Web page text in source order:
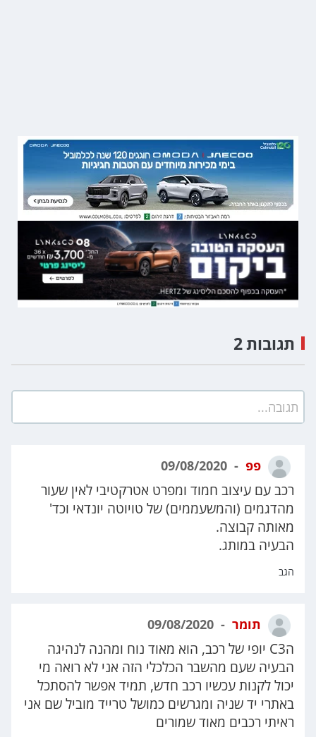
תגובה...
פפ
רכב עם עיצוב חמוד ומפרט אטרקטיבי לאין שעור
מהדגמים (והמשעממים) של טויוטה יונדאי וכד'
מאותה קבוצה.
הבעיה במותג.
הגב
תומר
הC3 יופי של רכב, הוא מאוד נוח ומהנה לנהיגה
הבעיה שעם מהשבר הכלכלי הזה אני לא רואה מי
יכול לקנות עכשיו רכב חדש, תמיד אפשר להסתכל
באתרי יד שניה ומגרשים כמושל טרייד מוביל שם אני
ראיתי רכבים מאוד שמורים